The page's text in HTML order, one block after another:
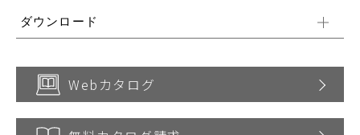
ダウンロード
Webカタログ